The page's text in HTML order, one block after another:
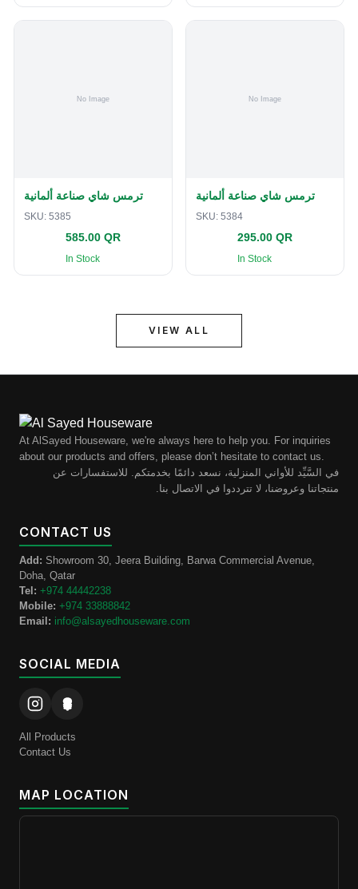
ترمس شاي صناعة ألمانية
SKU: 5385
585.00 QR
In Stock
ترمس شاي صناعة ألمانية
SKU: 5384
295.00 QR
In Stock
VIEW ALL
At AlSayed Houseware, we're always here to help you. For inquiries
about our products and offers, please don’t hesitate to contact us.
في السَّيِّد للأواني المنزلية، نسعد دائمًا بخدمتكم. للاستفسارات عن
منتجاتنا وعروضنا، لا تترددوا في الاتصال بنا.
CONTACT US
Add: Showroom 30, Jeera Building, Barwa Commercial Avenue,
Doha, Qatar
Tel: +974 44442238
Mobile: +974 33888842
Email: info@alsayedhouseware.com
SOCIAL MEDIA
All Products
Contact Us
MAP LOCATION